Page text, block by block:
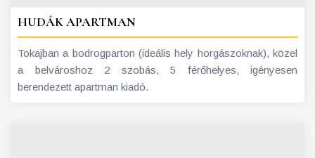
HUDÁK APARTMAN
Tokajban a bodrogparton (ideális hely horgászoknak), közel
a belvároshoz 2 szobás, 5 férőhelyes, igényesen
berendezett apartman kiadó.